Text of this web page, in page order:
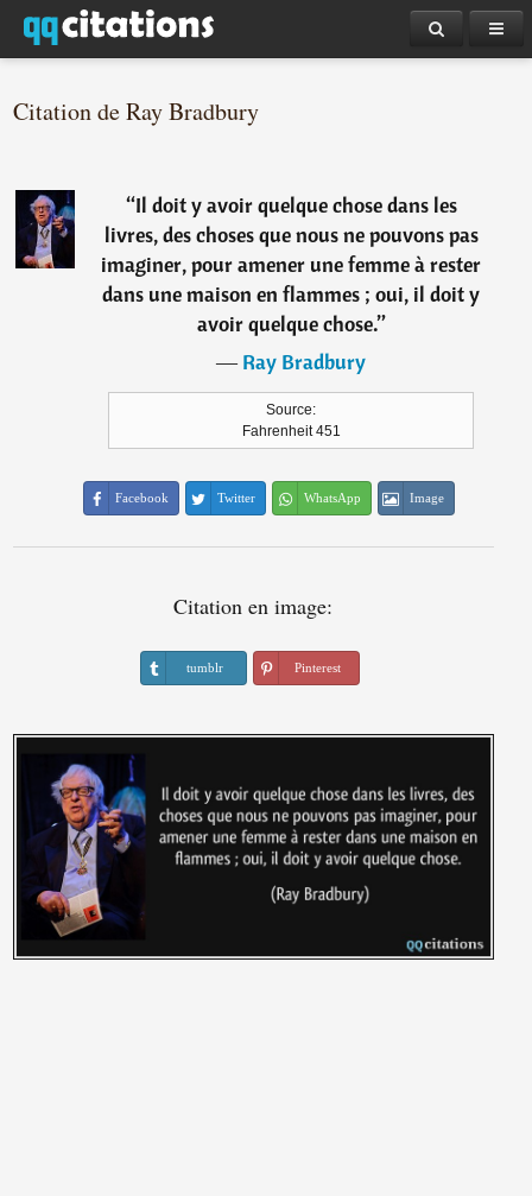
Citation de Ray Bradbury
“Il doit y avoir quelque chose dans les
livres, des choses que nous ne pouvons pas
imaginer, pour amener une femme à rester
dans une maison en flammes ; oui, il doit y
avoir quelque chose.”
―Ray Bradbury
Source:
Fahrenheit 451
Facebook Twitter WhatsApp Image
Citation en image:
tumblr Pinterest